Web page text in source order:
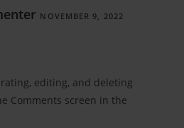
NOVEMBER 9, 2022
editing, and deleting
Comments screen in the